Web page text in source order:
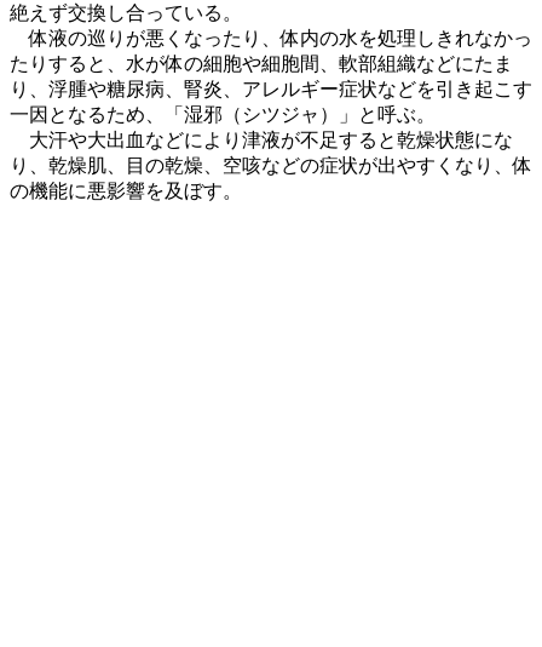
絶えず交換し合っている。
体液の巡りが悪くなったり、体内の水を処理しきれなかっ
たりすると、水が体の細胞や細胞間、軟部組織などにたま
り、浮腫や糖尿病、腎炎、アレルギー症状などを引き起こす
一因となるため、「湿邪（シツジャ）」と呼ぶ。
大汗や大出血などにより津液が不足すると乾燥状態にな
り、乾燥肌、目の乾燥、空咳などの症状が出やすくなり、体
の機能に悪影響を及ぼす。